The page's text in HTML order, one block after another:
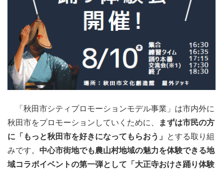
「秋田市シティプロモーションモデル事業」は市内外に
秋田市をプロモーションしていくために、
まずは市民の方
に「もっと秋田市を好きになってもらおう」
とする取り組
みです。 中心市街地でも農山村地域の魅力を体験できる地
域コラボイベントの第一弾として「大正寺おけさ踊り体験